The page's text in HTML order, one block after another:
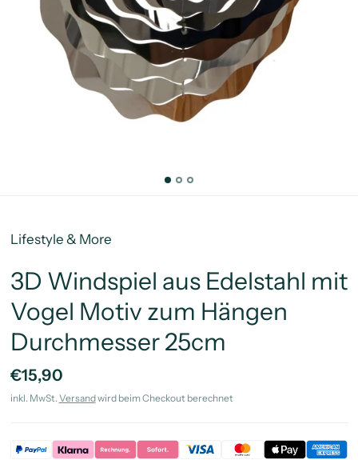
Lifestyle & More
3D Windspiel aus Edelstahl mit
Vogel Motiv zum Hängen
Durchmesser 25cm
€15,90
inkl. MwSt. Versandwird beim Checkout berechnet